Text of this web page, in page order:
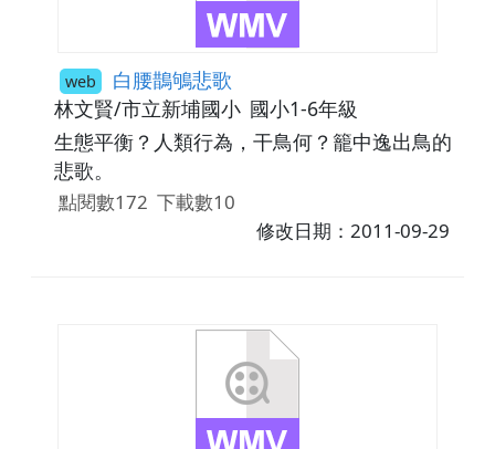
web 白腰鵲鴝悲歌
林文賢/市立新埔國小 國小1-6年級
生態平衡？人類行為，干鳥何？籠中逸出鳥的
悲歌。
點閱數172 下載數10
修改日期：2011-09-29